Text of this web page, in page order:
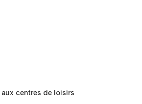
centres de loisirs